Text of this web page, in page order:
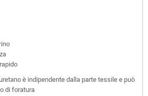
è indipendente dalla parte tessile e può
di foratura